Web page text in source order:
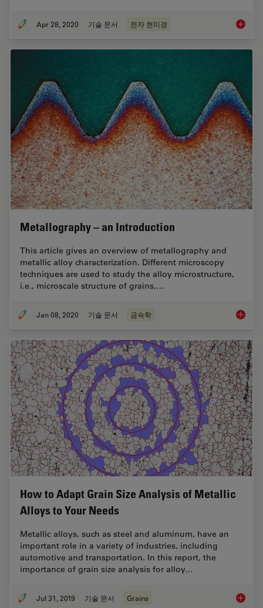
Apr 28, 2020 기술 문서 전자 현미경 Rate
Metallography – an Introduction
This article gives an overview of metallography and
metallic alloy characterization. Different microscopy
techniques are used to study the alloy microstructure,
i.e., microscale structure of grains,…
Jan 08, 2020 기술 문서 금속학
How to Adapt Grain Size Analysis of Metallic
Alloys to Your Needs
Metallic alloys, such as steel and aluminum, have an
important role in a variety of industries, including
automotive and transportation. In this report, the
importance of grain size analysis for alloy…
Jul 31, 2019 기술 문서 Grains How to